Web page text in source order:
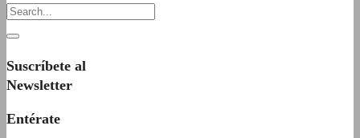
Suscríbete al
Newsletter
Entérate